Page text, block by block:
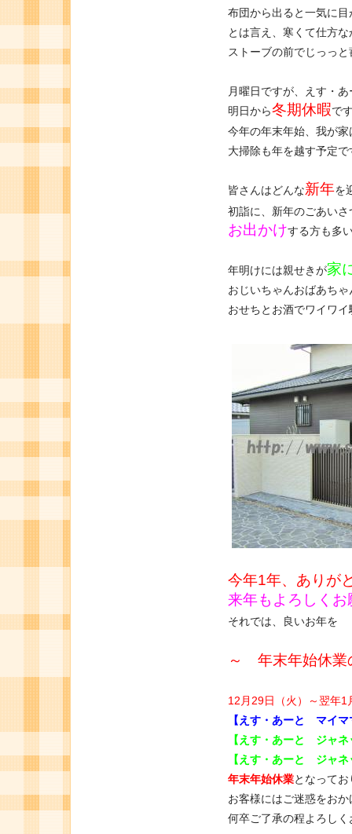
布団から出ると一気に
とは言え、寒くて仕方
ストーブの前でじっっ
月曜日ですが、えす・
明日から冬期休暇で
今年の年末年始、我が
大掃除も年を越す予定で
皆さんはどんな新年を
初詣に、新年のごあいさ
お出かけする方も多
年明けには親せきが家
おじいちゃんおばあち
おせちとお酒でワイワ
今年1年、ありが
来年もよろしく
それでは、良いお年を
～ 年末年始休
12月29日（火）～翌年1
【えす・あーと マイマ
【えす・あーと ジャネ
【えす・あーと ジャ
年末年始休業となって
お客様にはご迷惑をお
何卒ご了承の程よろし